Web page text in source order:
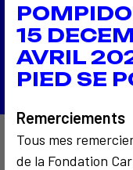
15
AVRIL
PIED SE
Remerciements
Tous mes
de la Fondation
2008
Entropya
À